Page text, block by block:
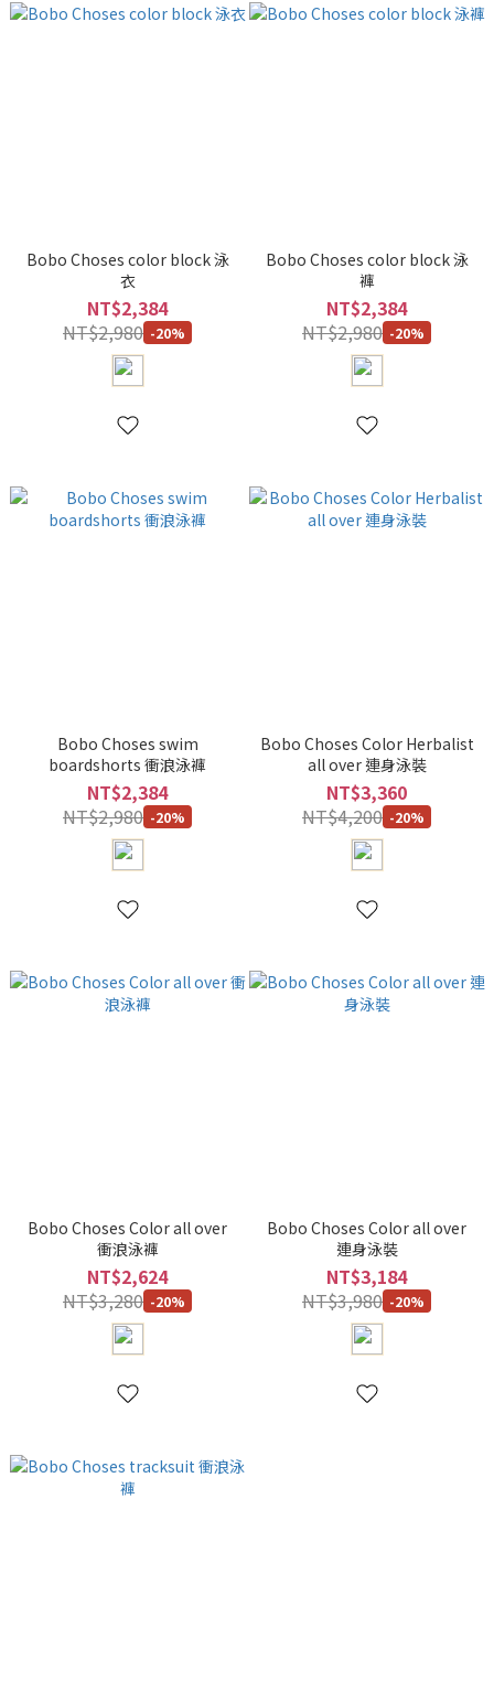
Bobo Choses color block 泳
衣
NT$2,384
NT$2,980 -20%
Bobo Choses color block 泳
褲
NT$2,384
NT$2,980 -20%
Bobo Choses swim
boardshorts 衝浪泳褲
NT$2,384
NT$2,980 -20%
Bobo Choses Color Herbalist
all over 連身泳裝
NT$3,360
NT$4,200 -20%
Bobo Choses Color all over
衝浪泳褲
NT$2,624
NT$3,280 -20%
Bobo Choses Color all over
連身泳裝
NT$3,184
NT$3,980 -20%